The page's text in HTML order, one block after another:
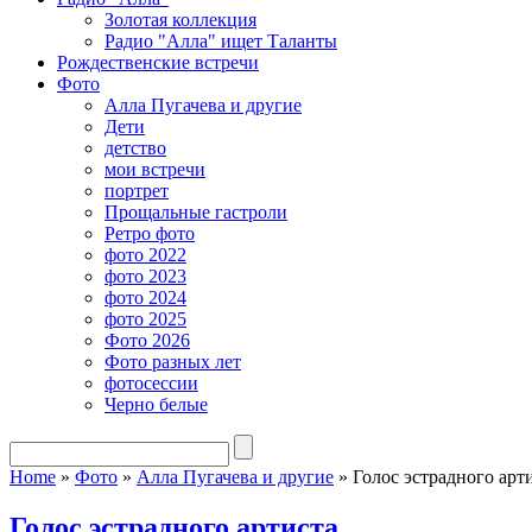
Золотая коллекция
Радио "Алла" ищет Таланты
Рождественские встречи
Фото
Алла Пугачева и другие
Дети
детство
мои встречи
портрет
Прощальные гастроли
Ретро фото
фото 2022
фото 2023
фото 2024
фото 2025
Фото 2026
Фото разных лет
фотосессии
Черно белые
Home » Фото » Алла Пугачева и другие » Голос эстрадного